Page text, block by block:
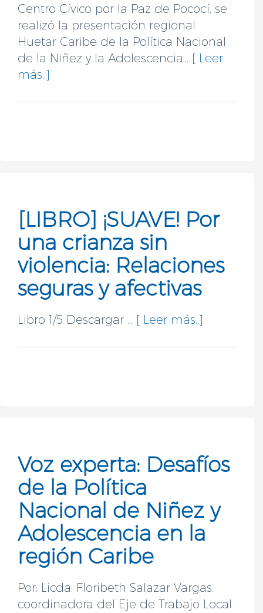
Centro Cívico por la Paz de Pococí, se
realizó la presentación regional
Huetar Caribe de la Política Nacional
de la Niñez y la Adolescencia... [ Leer
más..]
[LIBRO] ¡SUAVE! Por
una crianza sin
violencia: Relaciones
seguras y afectivas
Libro 1/5 Descargar ... [ Leer más..]
Voz experta: Desafíos
de la Política
Nacional de Niñez y
Adolescencia en la
región Caribe
Por: Licda. Floribeth Salazar Vargas,
coordinadora del Eje de Trabajo Local